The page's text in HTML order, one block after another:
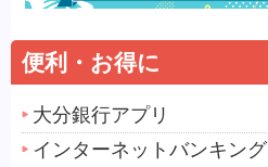
便利・お得に
大分銀行アプリ
インターネットバンキング